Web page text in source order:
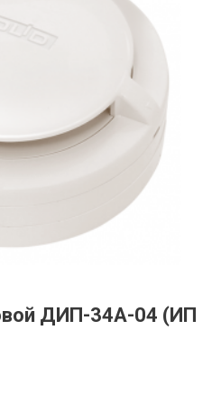
ДИП-34А-04 (ИП